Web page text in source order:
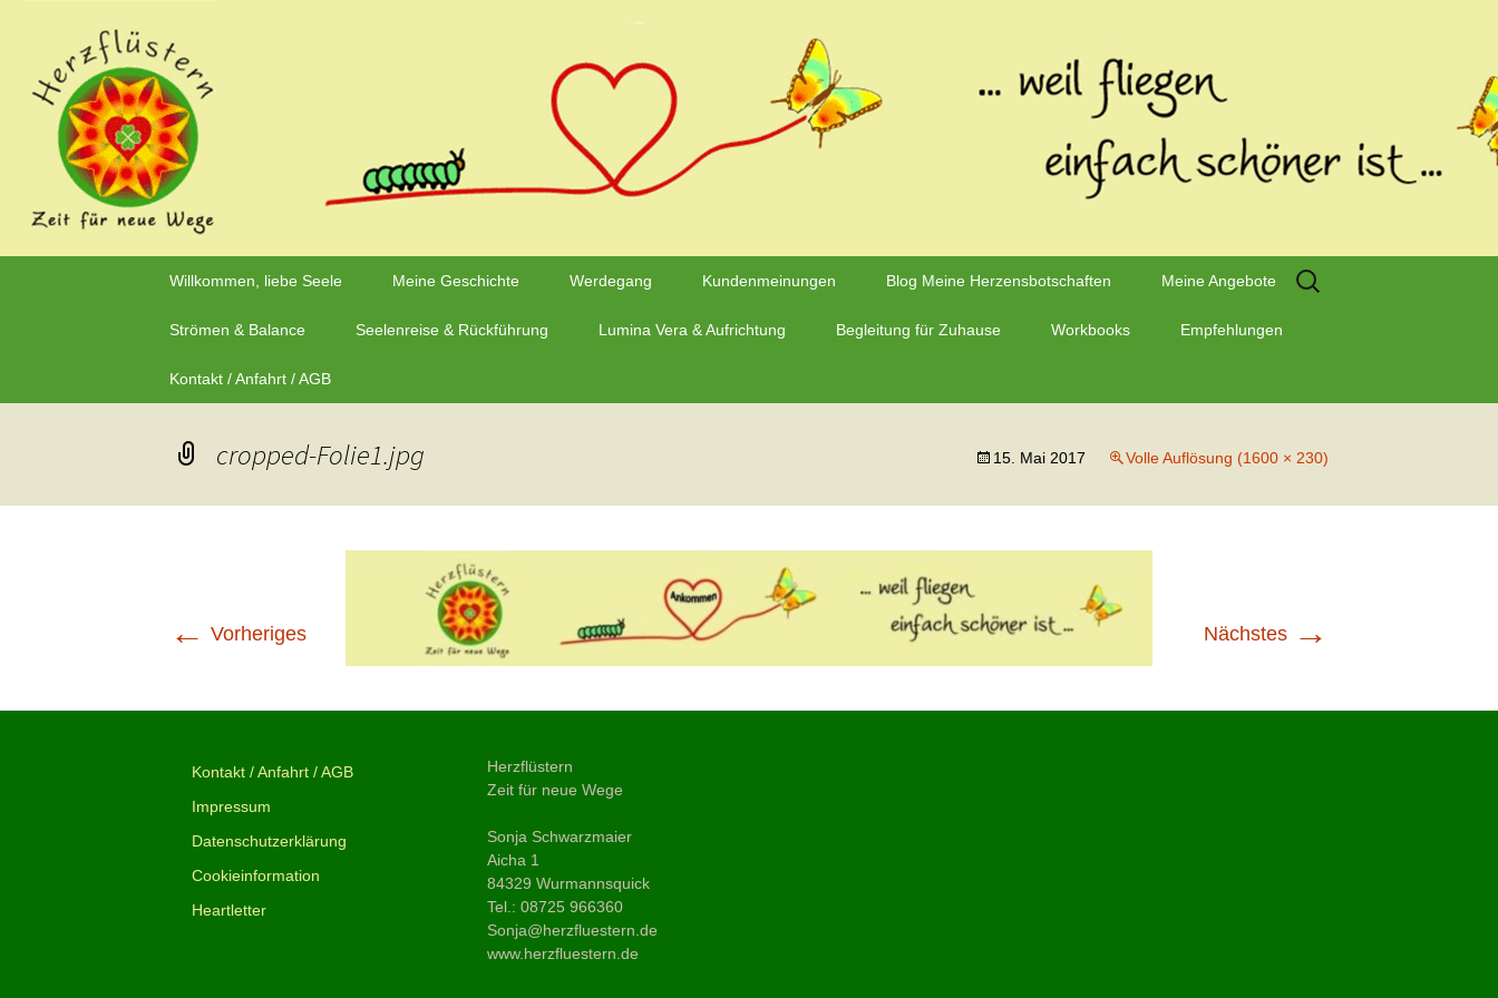
springen
Herzflüstern – Sonja Schwarzmaier – Herzfluestern.de
Willkommen, liebe Seele Meine Geschichte Werdegang Kundenmeinungen Blog Meine Herzensbotschaften Meine Angebote
Strömen & Balance Seelenreise & Rückführung Lumina Vera & Aufrichtung Begleitung für Zuhause Workbooks Empfehlungen
Kontakt / Anfahrt / AGB
Suchen
cropped-Folie1.jpg 15. Mai 2017 Volle Auflösung (1600 × 230)
← Vorheriges Nächstes →
Kontakt / Anfahrt / AGB
Impressum
Datenschutzerklärung
Cookieinformation
Heartletter
Herzflüstern
Zeit für neue Wege
Sonja Schwarzmaier
Aicha 1
84329 Wurmannsquick
Tel.: 08725 966360
Sonja@herzfluestern.de
www.herzfluestern.de